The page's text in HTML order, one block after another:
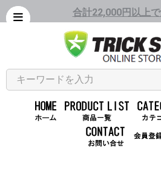
合計22,000円以上